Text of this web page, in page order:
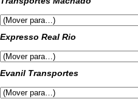
Expresso Real Rio
Evanil Transportes